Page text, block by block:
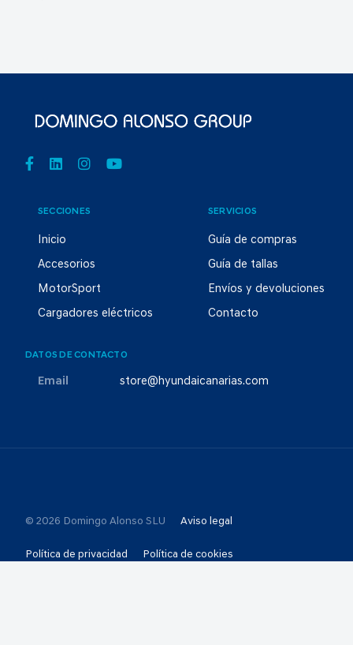
SECCIONES
Inicio
Accesorios
MotorSport
Cargadores eléctricos
SERVICIOS
Guía de compras
Guía de tallas
Envíos y devoluciones
Contacto
DATOS DE CONTACTO
Email store@hyundaicanarias.com
© 2026 Domingo Alonso SLU Aviso legal
Política de privacidad Política de cookies